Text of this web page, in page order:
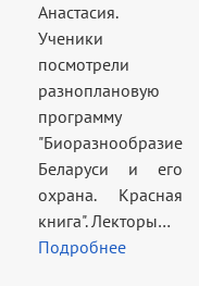
Анастасия.
Ученики
посмотрели
разноплановую
программу
"Биоразнообразие
Беларуси и его
охрана. Красная
книга". Лекторы…
Подробнее